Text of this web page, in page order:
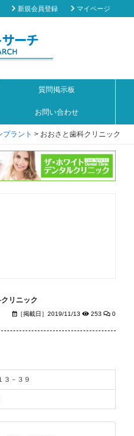
新規会員登録 マイページ
質問掲示板
お問い合わせ
プラント > おおさと歯科クリニック
リニック
［掲載日］2019/11/13 253 0
３－３９